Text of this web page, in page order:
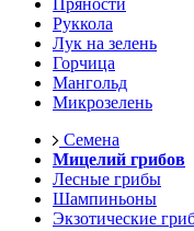
Пряности
Руккола
Лук на зелень
Горчица
Мангольд
Микрозелень
Семена
Мицелий грибов
Лесные грибы
Шампиньоны
Экзотические